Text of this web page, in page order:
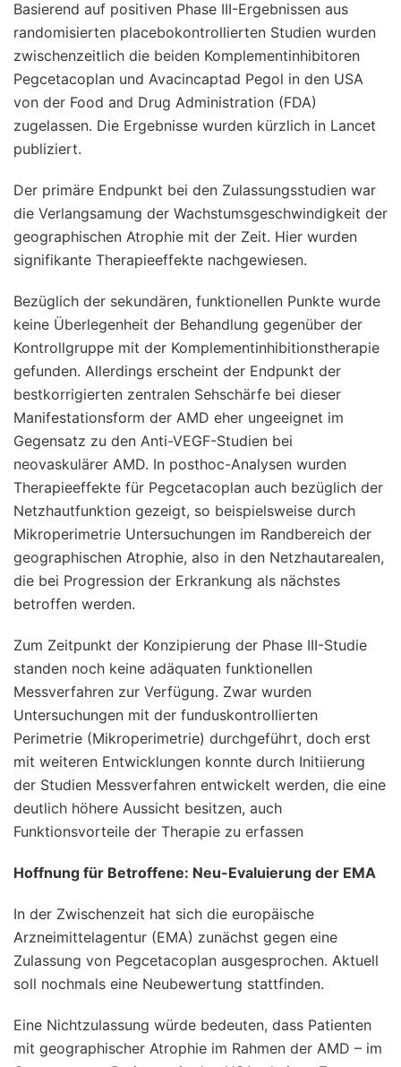
Basierend auf positiven Phase III-Ergebnissen aus
randomisierten placebokontrollierten Studien wurden
zwischenzeitlich die beiden Komplementinhibitoren
Pegcetacoplan und Avacincaptad Pegol in den USA
von der Food and Drug Administration (FDA)
zugelassen. Die Ergebnisse wurden kürzlich in Lancet
publiziert.
Der primäre Endpunkt bei den Zulassungsstudien war
die Verlangsamung der Wachstumsgeschwindigkeit der
geographischen Atrophie mit der Zeit. Hier wurden
signifikante Therapieeffekte nachgewiesen.
Bezüglich der sekundären, funktionellen Punkte wurde
keine Überlegenheit der Behandlung gegenüber der
Kontrollgruppe mit der Komplementinhibitionstherapie
gefunden. Allerdings erscheint der Endpunkt der
bestkorrigierten zentralen Sehschärfe bei dieser
Manifestationsform der AMD eher ungeeignet im
Gegensatz zu den Anti-VEGF-Studien bei
neovaskulärer AMD. In posthoc-Analysen wurden
Therapieeffekte für Pegcetacoplan auch bezüglich der
Netzhautfunktion gezeigt, so beispielsweise durch
Mikroperimetrie Untersuchungen im Randbereich der
geographischen Atrophie, also in den Netzhautarealen,
die bei Progression der Erkrankung als nächstes
betroffen werden.
Zum Zeitpunkt der Konzipierung der Phase III-Studie
standen noch keine adäquaten funktionellen
Messverfahren zur Verfügung. Zwar wurden
Untersuchungen mit der funduskontrollierten
Perimetrie (Mikroperimetrie) durchgeführt, doch erst
mit weiteren Entwicklungen konnte durch Initiierung
der Studien Messverfahren entwickelt werden, die eine
deutlich höhere Aussicht besitzen, auch
Funktionsvorteile der Therapie zu erfassen
Hoffnung für Betroffene: Neu-Evaluierung der EMA
In der Zwischenzeit hat sich die europäische
Arzneimittelagentur (EMA) zunächst gegen eine
Zulassung von Pegcetacoplan ausgesprochen. Aktuell
soll nochmals eine Neubewertung stattfinden.
Eine Nichtzulassung würde bedeuten, dass Patienten
mit geographischer Atrophie im Rahmen der AMD – im